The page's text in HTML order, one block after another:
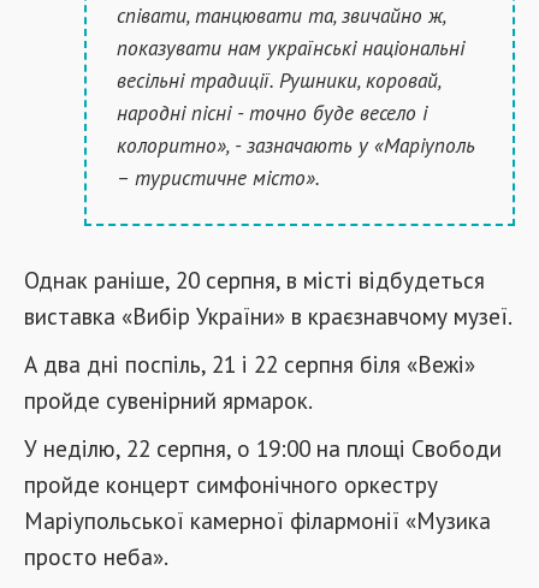
співати, танцювати та, звичайно ж,
показувати нам українські національні
весільні традиції. Рушники, коровай,
народні пісні - точно буде весело і
колоритно», - зазначають у «Маріуполь
– туристичне місто».
Однак раніше, 20 серпня, в місті відбудеться
виставка «Вибір України» в краєзнавчому музеї.
А два дні поспіль, 21 і 22 серпня біля «Вежі»
пройде сувенірний ярмарок.
У неділю, 22 серпня, о 19:00 на площі Свободи
пройде концерт симфонічного оркестру
Маріупольської камерної філармонії «Музика
просто неба».